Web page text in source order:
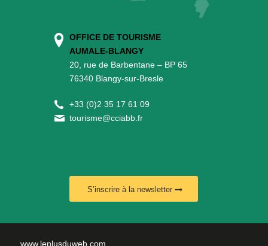
OFFICE DE TOURISME
AUMALE-BLANGY
20, rue de Barbentane – BP 65
76340 Blangy-sur-Bresle
+33 (0)2 35 17 61 09
tourisme@cciabb.fr
S’inscrire à la newsletter
www.leplusduweb.com